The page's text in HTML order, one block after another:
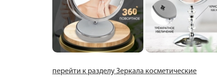
перейти к разделу Зеркала косметические